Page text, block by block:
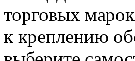
торговых
к креплению